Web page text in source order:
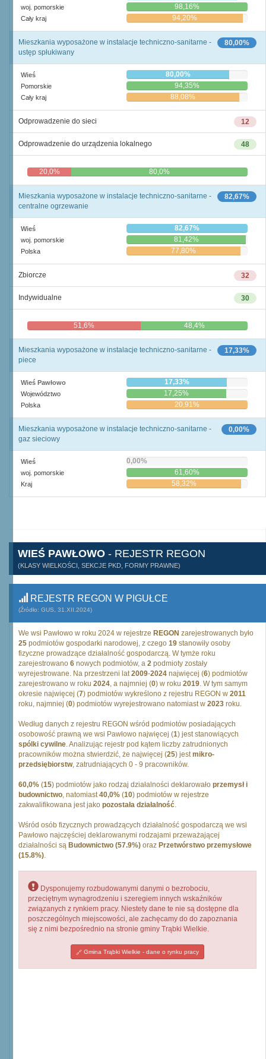
woj. pomorskie 98,16%
Cały kraj 94,20%
80,00%
Mieszkania wyposażone w instalacje techniczno-sanitarne -
ustęp spłukiwany
Wieś 80,00%
Pomorskie 94,35%
Cały kraj 88,08%
12
Odprowadzenie do sieci
48
Odprowadzenie do urządzenia lokalnego
20,0% 80,0%
82,67%
Mieszkania wyposażone w instalacje techniczno-sanitarne -
centralne ogrzewanie
Wieś 82,67%
woj. pomorskie 81,42%
Polska 77,80%
32
Zbiorcze
30
Indywidualne
51,6% 48,4%
17,33%
Mieszkania wyposażone w instalacje techniczno-sanitarne -
piece
Wieś Pawłowo 17,33%
Województwo 17,25%
Polska 20,91%
0,00%
Mieszkania wyposażone w instalacje techniczno-sanitarne -
gaz sieciowy
Wieś 0,00%
woj. pomorskie 61,60%
Kraj 58,32%
WIEŚ PAWŁOWO - REJESTR REGON
(KLASY WIELKOŚCI, SEKCJE PKD, FORMY PRAWNE)
REJESTR REGON W PIGUŁCE
(Źródło: GUS, 31.XII.2024)
We wsi Pawłowo w roku 2024 w rejestrze REGON zarejestrowanych było
25 podmiotów gospodarki narodowej, z czego 19 stanowiły osoby
fizyczne prowadzące działalność gospodarczą. W tymże roku
zarejestrowano 6 nowych podmiotów, a 2 podmioty zostały
wyrejestrowane. Na przestrzeni lat2009-2024 najwięcej (6) podmiotów
zarejestrowano w roku 2024, a najmniej (0) w roku 2019. W tym samym
okresie najwięcej (7) podmiotów wykreślono z rejestru REGON w 2011
roku, najmniej (0) podmiotów wyrejestrowano natomiast w 2023 roku.
Według danych z rejestru REGON wśród podmiotów posiadających
osobowość prawną we wsi Pawłowo najwięcej (1) jest stanowiących
spólki cywilne. Analizując rejestr pod kątem liczby zatrudnionych
pracowników można stwierdzić, że najwięcej (25) jestmikro-
przedsiębiorstw, zatrudniających 0 - 9 pracowników.
60,0% (15) podmiotów jako rodzaj działalności deklarowało przemysł i
budownictwo, natomiast40,0% (10) podmiotów w rejestrze
zakwalifikowana jest jako pozostała działalność.
Wśród osób fizycznych prowadzących działalność gospodarczą we wsi
Pawłowo najczęściej deklarowanymi rodzajami przeważającej
działalności są Budownictwo (57.9%) oraz Przetwórstwo przemysłowe
(15.8%).
Dysponujemy rozbudowanymi danymi o bezrobociu,
przeciętnym wynagrodzeniu i szeregiem innych wskaźników
związanych z rynkiem pracy. Niestety dane te nie są dostępne dla
poszczególnych miejscowości, ale zachęcamy do do zapoznania
się z nimi bezpośrednio na stronie gminy Trąbki Wielkie.
Gmina Trąbki Wielkie - dane o rynku pracy